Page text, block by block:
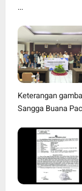
...
Keterangan
Sangga Buana